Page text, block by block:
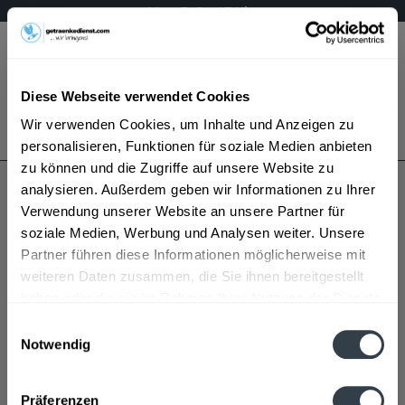
Diese Webseite verwendet Cookies
Wir verwenden Cookies, um Inhalte und Anzeigen zu
personalisieren, Funktionen für soziale Medien anbieten
zu können und die Zugriffe auf unsere Website zu
analysieren. Außerdem geben wir Informationen zu Ihrer
Verwendung unserer Website an unsere Partner für
soziale Medien, Werbung und Analysen weiter. Unsere
Partner führen diese Informationen möglicherweise mit
weiteren Daten zusammen, die Sie ihnen bereitgestellt
Notwendig
Präferenzen
Mo – Fr 9 – 17 Uhr
Menü
Bestellung widerrufen
Es gilt unsere Datenschutzerklärung
Gorroff Wodka
Gorroff Wodka wird in den folgenden Regionen,
Städten, Orten und Postleitzahl-Gebieten geliefert